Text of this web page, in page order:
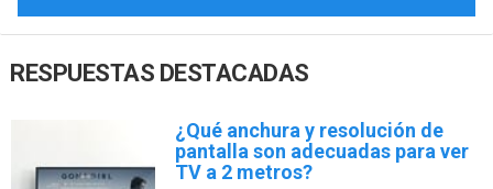
RESPUESTAS DESTACADAS
¿Qué anchura y resolución de
pantalla son adecuadas para ver
TV a 2 metros?